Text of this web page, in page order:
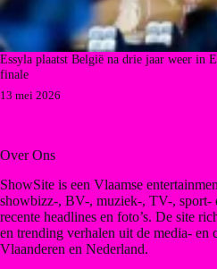
Essyla plaatst België na drie jaar weer in
finale
13 mei 2026
Over Ons
ShowSite is een Vlaamse
showbizz-, BV-, muziek-, TV-, sport-
recente headlines en foto’s. De site
en trending verhalen uit de media- en
Vlaanderen en Nederland.